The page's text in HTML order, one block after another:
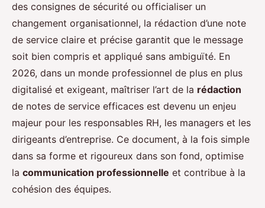
des consignes de sécurité ou officialiser un
changement organisationnel, la rédaction d’une note
de service claire et précise garantit que le message
soit bien compris et appliqué sans ambiguïté. En
2026, dans un monde professionnel de plus en plus
digitalisé et exigeant, maîtriser l’art de la rédaction
de notes de service efficaces est devenu un enjeu
majeur pour les responsables RH, les managers et les
dirigeants d’entreprise. Ce document, à la fois simple
dans sa forme et rigoureux dans son fond, optimise
la communication professionnelle et contribue à la
cohésion des équipes.